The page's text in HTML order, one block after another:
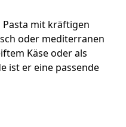
mit kräftigen
oder mediterranen
Käse oder als
ist er eine passende